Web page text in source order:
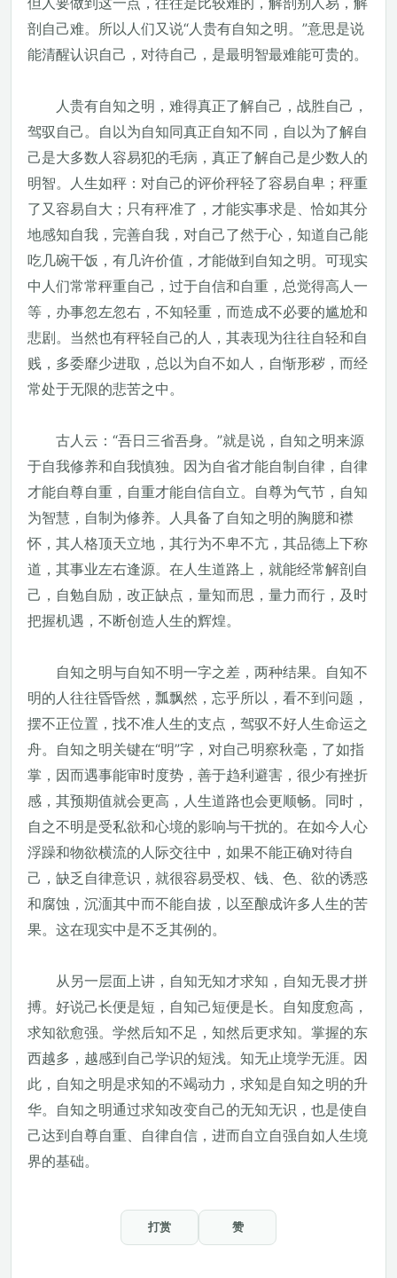
剖自己难。所以人们又说“人贵有自知之明。”意思是说
能清醒认识自己，对待自己，是最明智最难能可贵的。
人贵有自知之明，难得真正了解自己，战胜自己，
驾驭自己。自以为自知同真正自知不同，自以为了解自
己是大多数人容易犯的毛病，真正了解自己是少数人的
明智。人生如秤：对自己的评价秤轻了容易自卑；秤重
了又容易自大；只有秤准了，才能实事求是、恰如其分
地感知自我，完善自我，对自己了然于心，知道自己能
吃几碗干饭，有几许价值，才能做到自知之明。可现实
中人们常常秤重自己，过于自信和自重，总觉得高人一
等，办事忽左忽右，不知轻重，而造成不必要的尴尬和
悲剧。当然也有秤轻自己的人，其表现为往往自轻和自
贱，多委靡少进取，总以为自不如人，自惭形秽，而经
常处于无限的悲苦之中。
古人云：“吾日三省吾身。”就是说，自知之明来源
于自我修养和自我慎独。因为自省才能自制自律，自律
才能自尊自重，自重才能自信自立。自尊为气节，自知
为智慧，自制为修养。人具备了自知之明的胸臆和襟
怀，其人格顶天立地，其行为不卑不亢，其品德上下称
道，其事业左右逢源。在人生道路上，就能经常解剖自
己，自勉自励，改正缺点，量知而思，量力而行，及时
把握机遇，不断创造人生的辉煌。
自知之明与自知不明一字之差，两种结果。自知不
明的人往往昏昏然，瓢飘然，忘乎所以，看不到问题，
摆不正位置，找不准人生的支点，驾驭不好人生命运之
舟。自知之明关键在“明”字，对自己明察秋毫，了如指
掌，因而遇事能审时度势，善于趋利避害，很少有挫折
感，其预期值就会更高，人生道路也会更顺畅。同时，
自之不明是受私欲和心境的影响与干扰的。在如今人心
浮躁和物欲横流的人际交往中，如果不能正确对待自
己，缺乏自律意识，就很容易受权、钱、色、欲的诱惑
和腐蚀，沉湎其中而不能自拔，以至酿成许多人生的苦
果。这在现实中是不乏其例的。
从另一层面上讲，自知无知才求知，自知无畏才拼
搏。好说己长便是短，自知己短便是长。自知度愈高，
求知欲愈强。学然后知不足，知然后更求知。掌握的东
西越多，越感到自己学识的短浅。知无止境学无涯。因
此，自知之明是求知的不竭动力，求知是自知之明的升
华。自知之明通过求知改变自己的无知无识，也是使自
己达到自尊自重、自律自信，进而自立自强自如人生境
界的基础。
打赏 赞